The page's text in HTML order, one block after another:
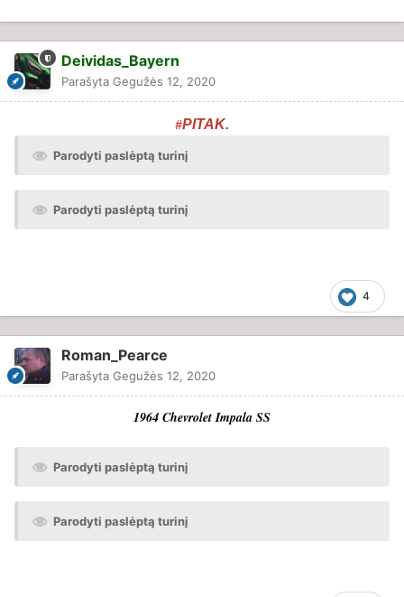
Deividas_Bayern
Parašyta Gegužės 12, 2020
#PITAK.
Parodyti paslėptą turinį
Parodyti paslėptą turinį
4
Roman_Pearce
Parašyta Gegužės 12, 2020
1964 Chevrolet Impala SS
Parodyti paslėptą turinį
Parodyti paslėptą turinį